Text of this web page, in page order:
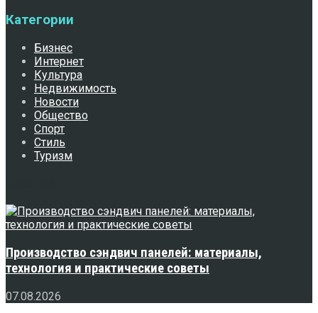
Категории
Бизнес
Интернет
Культура
Недвижимость
Новости
Общество
Спорт
Стиль
Туризм
Производство сэндвич панелей: материалы,
технология и практические советы
07.08.2026